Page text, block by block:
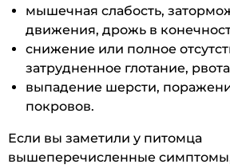
мышечная слабость,
движения, дрожь в
снижение или полное
затрудненное глотание,
выпадение шерсти,
покровов.
Если вы заметили у питомца
вышеперечисленные симптомы,